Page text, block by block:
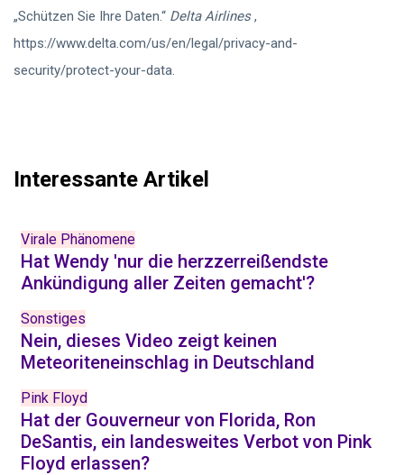
„Schützen Sie Ihre Daten.“ Delta Airlines,
https://www.delta.com/us/en/legal/privacy-and-
security/protect-your-data.
Interessante Artikel
Virale Phänomene
Hat Wendy 'nur die herzzerreißendste
Ankündigung aller Zeiten gemacht'?
Sonstiges
Nein, dieses Video zeigt keinen
Meteoriteneinschlag in Deutschland
Pink Floyd
Hat der Gouverneur von Florida, Ron
DeSantis, ein landesweites Verbot von Pink
Floyd erlassen?